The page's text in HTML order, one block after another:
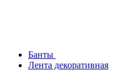
Банты
Лента декоративная